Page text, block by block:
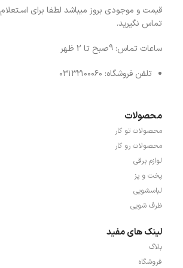
قیمت و موجودی بروز میباشد لطفا برای اسـتعلام
تماس نگیرید.
ساعات تماس: 9صبح تا 2 ظهر
تلفن فروشگاه: ۰۳۱۳۲۱۰۰۰۶۰
محصولات
محصولات تو کار
محصولات رو کار
لوازم برقی
پخت و پز
لباسشویی
ظرف شویی
لینک های مفید
بلاگ
فروشگاه